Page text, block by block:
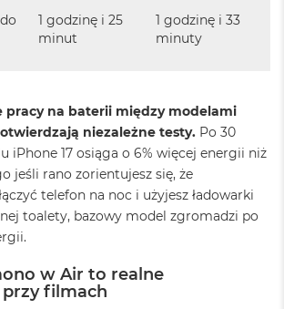
1 godzinę i 25
minut
1 godzinę i 33
minuty
pracy na baterii między modelami
niezależne testy. Po 30
iPhone 17 osiąga o 6% więcej energii niż
jeśli rano zorientujesz się, że
telefon na noc i użyjesz ładowarki
toalety, bazowy model zgromadzi po
w Air to realne
filmach